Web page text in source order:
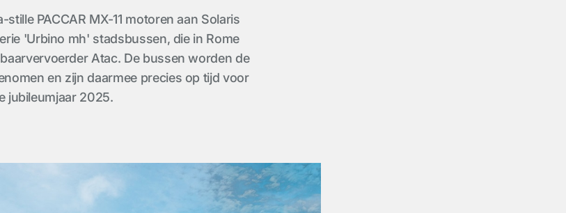
PACCAR MX-11 motoren aan Solaris
'Urbino mh' stadsbussen, die in Rome
Atac. De bussen worden de
en zijn daarmee precies op tijd voor
jubileumjaar 2025.